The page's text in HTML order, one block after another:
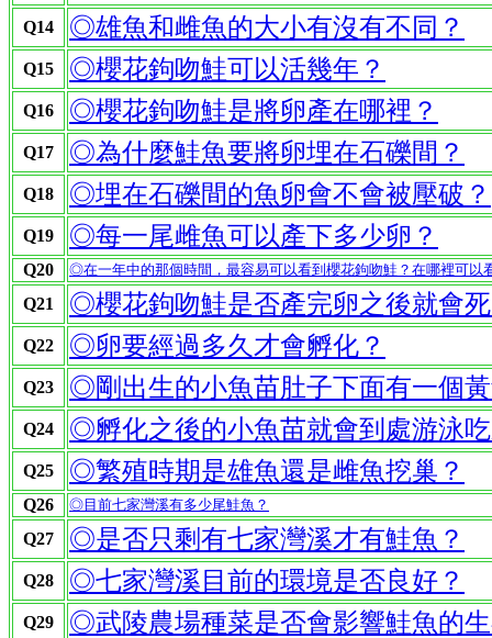
Q14 ◎雄魚和雌魚的大小有沒有不同？
Q15 ◎櫻花鉤吻鮭可以活幾年？
Q16 ◎櫻花鉤吻鮭是將卵產在哪裡？
Q17 ◎為什麼鮭魚要將卵埋在石礫間？
Q18 ◎埋在石礫間的魚卵會不會被壓破？
Q19 ◎每一尾雌魚可以產下多少卵？
Q20 ◎在一年中的那個時間，最容易可以看到櫻花鉤吻鮭？在哪裡可以
Q21 ◎櫻花鉤吻鮭是否產完卵之後就會
Q22 ◎卵要經過多久才會孵化？
Q23 ◎剛出生的小魚苗肚子下面有一個
Q24 ◎孵化之後的小魚苗就會到處游泳
Q25 ◎繁殖時期是雄魚還是雌魚挖巢？
Q26 ◎目前七家灣溪有多少尾鮭魚？
Q27 ◎是否只剩有七家灣溪才有鮭魚？
Q28 ◎七家灣溪目前的環境是否良好？
Q29 ◎武陵農場種菜是否會影響鮭魚的